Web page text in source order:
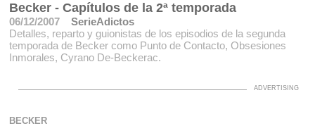
Becker - Capítulos de la 2ª temporada
06/12/2007
SerieAdictos
Detalles, reparto y guionistas de los episodios de la segunda
temporada de Becker como Punto de Contacto, Obsesiones
Inmorales, Cyrano De-Beckerac.
BECKER